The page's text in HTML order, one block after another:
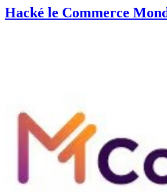
Hacké le Commerce